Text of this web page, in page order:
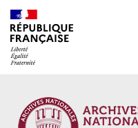
Cookies management panel